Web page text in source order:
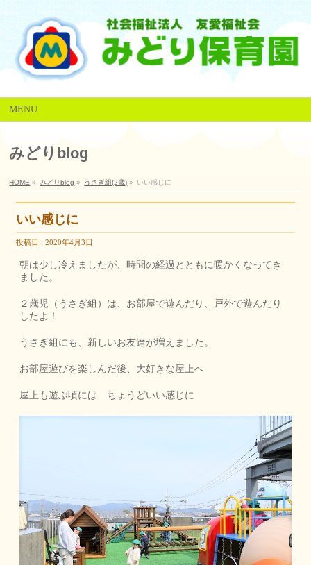
MENU
みどりblog
HOME » みどりblog » うさぎ組(2歳) » いい感じに
いい感じに
投稿日 : 2020年4月3日
朝は少し冷えましたが、時間の経過とともに暖かくなってき
ました。
２歳児（うさぎ組）は、お部屋で遊んだり、戸外で遊んだり
したよ！
うさぎ組にも、新しいお友達が増えました。
お部屋遊びを楽しんだ後、大好きな屋上へ
屋上も遊ぶ頃には ちょうどいい感じに